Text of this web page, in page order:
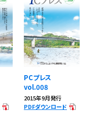
PCプレス
vol.008
2015年9月発行
PDFダウンロード